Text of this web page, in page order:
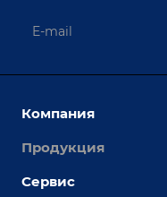
Компания
О компании
Продукция
Сборочно-сварочные
Сервис